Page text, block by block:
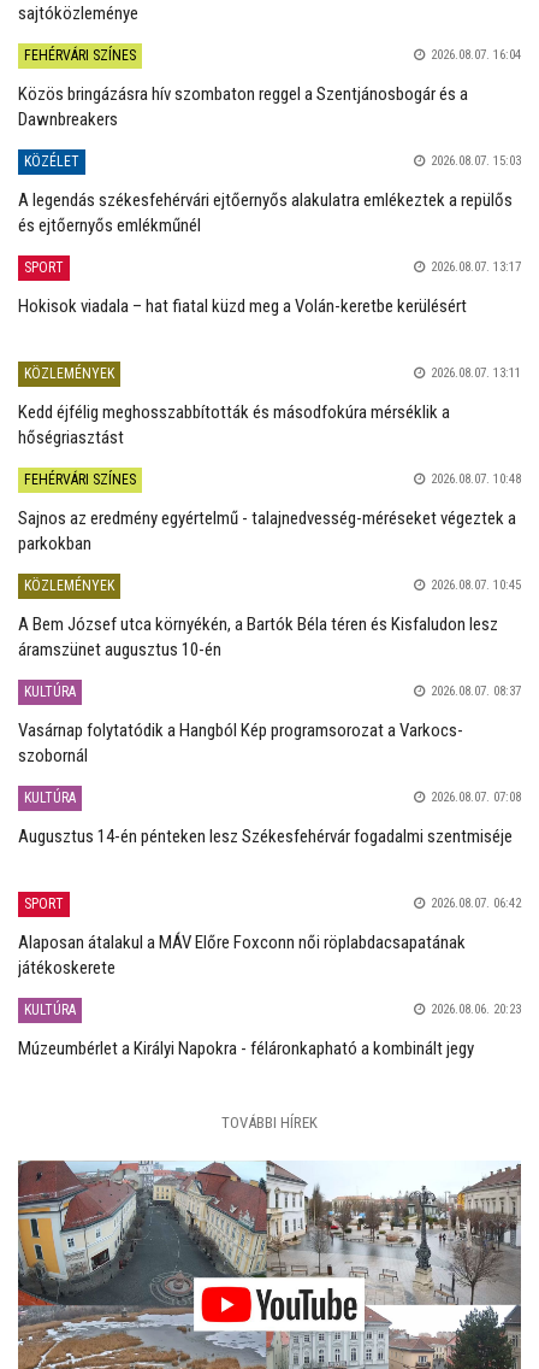
sajtóközleménye
FEHÉRVÁRI SZÍNES 2026.08.07. 16:04
Közös bringázásra hív szombaton reggel a Szentjánosbogár és a
Dawnbreakers
KÖZÉLET 2026.08.07. 15:03
A legendás székesfehérvári ejtőernyős alakulatra emlékeztek a repülős
és ejtőernyős emlékműnél
SPORT 2026.08.07. 13:17
Hokisok viadala – hat fiatal küzd meg a Volán-keretbe kerülésért
KÖZLEMÉNYEK 2026.08.07. 13:11
Kedd éjfélig meghosszabbították és másodfokúra mérséklik a
hőségriasztást
FEHÉRVÁRI SZÍNES 2026.08.07. 10:48
Sajnos az eredmény egyértelmű - talajnedvesség-méréseket végeztek a
parkokban
KÖZLEMÉNYEK 2026.08.07. 10:45
A Bem József utca környékén, a Bartók Béla téren és Kisfaludon lesz
áramszünet augusztus 10-én
KULTÚRA 2026.08.07. 08:37
Vasárnap folytatódik a Hangból Kép programsorozat a Varkocs-
szobornál
KULTÚRA 2026.08.07. 07:08
Augusztus 14-én pénteken lesz Székesfehérvár fogadalmi szentmiséje
SPORT 2026.08.07. 06:42
Alaposan átalakul a MÁV Előre Foxconn női röplabdacsapatának
játékoskerete
KULTÚRA 2026.08.06. 20:23
Múzeumbérlet a Királyi Napokra - féláronkapható a kombinált jegy
TOVÁBBI HÍREK